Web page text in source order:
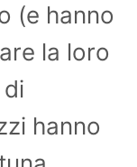
(e hanno
la loro
hanno